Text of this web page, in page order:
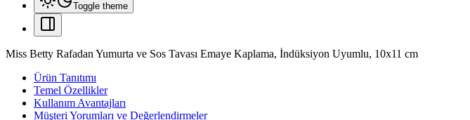
Toggle theme
Miss Betty Rafadan Yumurta ve Sos Tavası Emaye Kaplama, İndüksiyon Uyumlu, 10x11 cm
Ürün Tanıtımı
Temel Özellikler
Kullanım Avantajları
Müşteri Yorumları ve Değerlendirmeler